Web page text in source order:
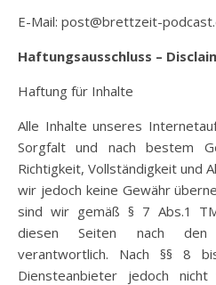
E-Mail: post@brettzeit-
Haftungsausschluss –
Haftung für Inhalte
Alle Inhalte unseres
Sorgfalt und nach bestem
Richtigkeit, Vollständigkeit und
wir jedoch keine Gewähr
sind wir gemäß § 7 Abs.1
diesen Seiten nach den
verantwortlich. Nach §§ 8
Diensteanbieter jedoch